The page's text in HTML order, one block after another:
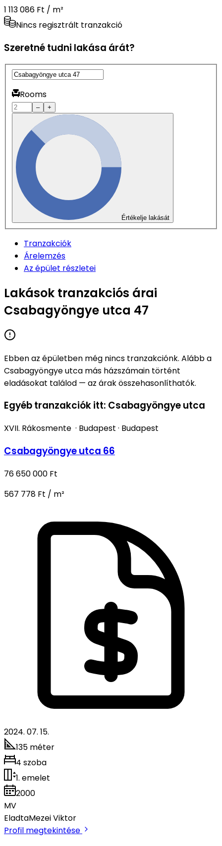
1 113 086 Ft / m²
Nincs regisztrált tranzakció
Szeretné tudni lakása árát?
Rooms
– +
Értékelje lakását
Tranzakciók
Árelemzés
Az épület részletei
Lakások tranzakciós árai
Csabagyöngye utca 47
Ebben az épületben még nincs tranzakciónk. Alább a
Csabagyöngye utca más házszámain történt
eladásokat találod — az árak összehasonlíthatók.
Egyéb tranzakciók itt: Csabagyöngye utca
XVII. Rákosmente · Budapest · Budapest
Csabagyöngye utca 66
76 650 000 Ft
567 778 Ft / m²
2024. 07. 15.
135 méter
4 szoba
1. emelet
2000
MV
EladtaMezei Viktor
Profil megtekintése